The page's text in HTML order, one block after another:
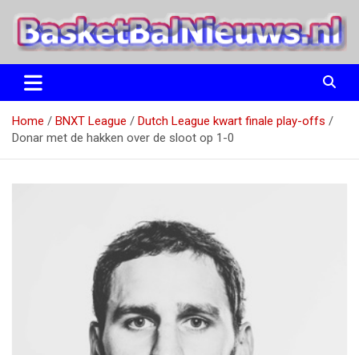
naar
BasketBalNieuws.nl
Etten
Home BNXT League
Dutch League kwart finale play-offs
Donar met de hakken over de sloot op 1-0